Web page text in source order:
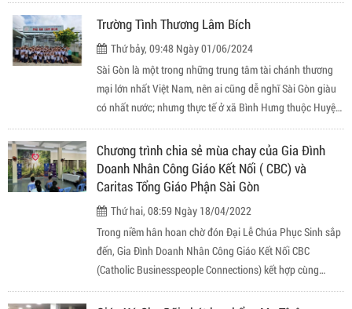
huyện lân cận: Quận 4, Quận 8, Bình Chánh và Nhà Bè.
Trường Tình Thương Lâm Bích
Thứ bảy, 09:48 Ngày 01/06/2024
Sài Gòn là một trong những trung tâm tài chánh thương
mại lớn nhất Việt Nam, nên ai cũng dễ nghĩ Sài Gòn giàu
có nhất nước; nhưng thực tế ở xã Bình Hưng thuộc Huyện
Bình Chánh, cuộc sống người dân vẫn còn đó nhiều khó
khăn cả về điều kiện sinh hoạt vật chất lẫn tinh thần.
Chương trình chia sẻ mùa chay của Gia Đình
Doanh Nhân Công Giáo Kết Nối ( CBC) và
Caritas Tổng Giáo Phận Sài Gòn
Thứ hai, 08:59 Ngày 18/04/2022
Trong niềm hân hoan chờ đón Đại Lễ Chúa Phục Sinh sắp
đến, Gia Đình Doanh Nhân Công Giáo Kết Nối CBC
(Catholic Businesspeople Connections) kết hợp cùng
Caritas TGP Sài Gòn đã gửi đến những phần học bổng (trị